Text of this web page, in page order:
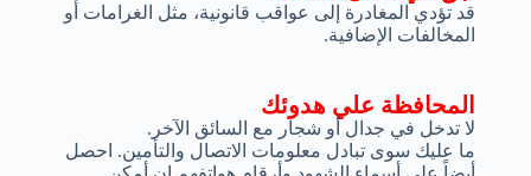
قد تؤدي المغادرة إلى عواقب قانونية، مثل الغرامات أو
المخالفات الإضافية.
المحافظة علي هدوئك
لا تدخل في جدال أو شجار مع السائق الآخر.
ما عليك سوى تبادل معلومات الاتصال والتأمين. احصل